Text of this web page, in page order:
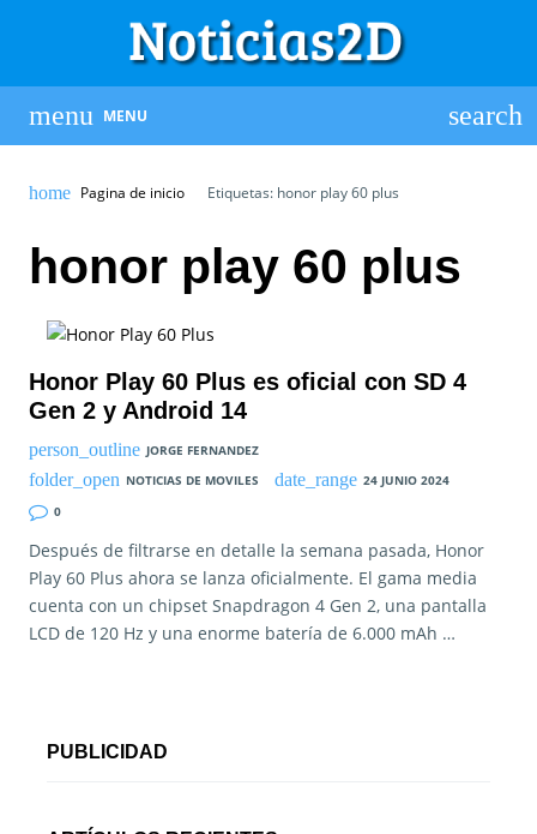
MENU
Pagina de inicio Etiquetas: honor play 60 plus
honor play 60 plus
Honor Play 60 Plus es oficial con SD 4
Gen 2 y Android 14
JORGE FERNANDEZ
NOTICIAS DE MOVILES
24 JUNIO 2024
0
Después de filtrarse en detalle la semana pasada, Honor
Play 60 Plus ahora se lanza oficialmente. El gama media
cuenta con un chipset Snapdragon 4 Gen 2, una pantalla
LCD de 120 Hz y una enorme batería de 6.000 mAh …
PUBLICIDAD